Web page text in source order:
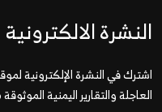
النشرة الالكترونية
اشترك في النشرة الإلكترونية
العاجلة والتقارير اليمنية